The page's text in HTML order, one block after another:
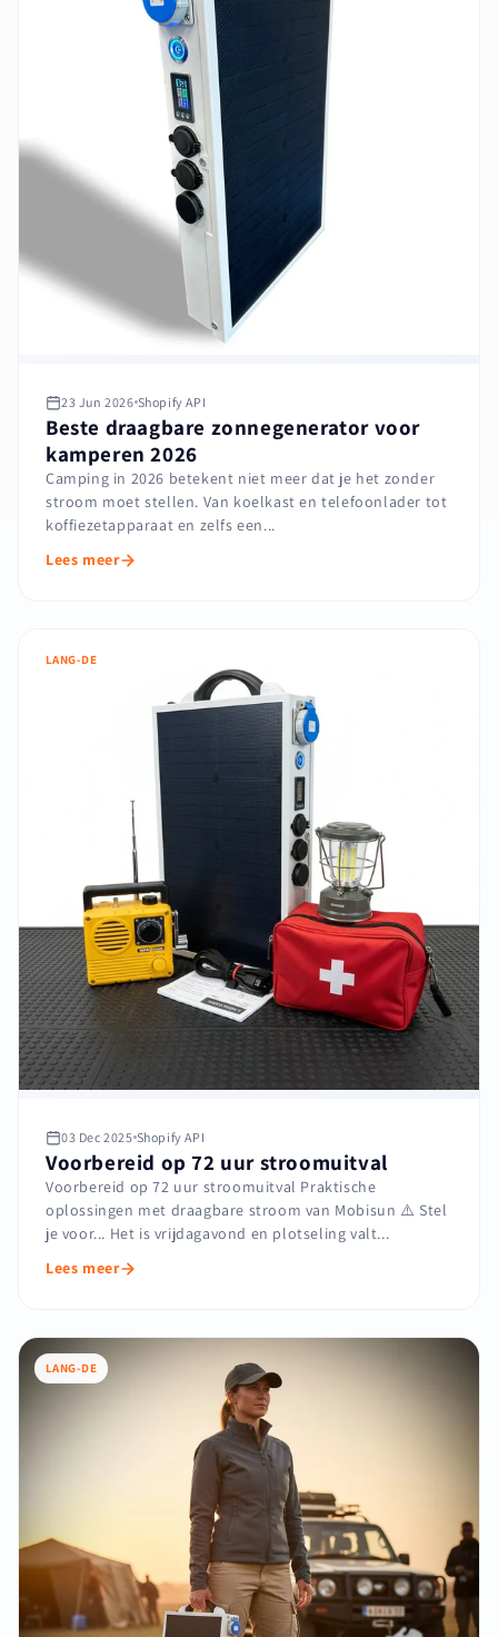
23 Jun 2026 Shopify API
Beste draagbare zonnegenerator voor
kamperen 2026
Camping in 2026 betekent niet meer dat je het zonder
stroom moet stellen. Van koelkast en telefoonlader tot
koffiezetapparaat en zelfs een...
Lees meer
LANG-DE
03 Dec 2025 Shopify API
Voorbereid op 72 uur stroomuitval
Voorbereid op 72 uur stroomuitval Praktische
oplossingen met draagbare stroom van Mobisun ⚠️ Stel
je voor... Het is vrijdagavond en plotseling valt...
Lees meer
LANG-DE